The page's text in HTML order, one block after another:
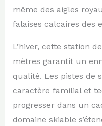
même des aigles
falaises calcaires des
L’hiver, cette station
mètres garantit un
qualité. Les pistes de
caractère familial et
progresser dans un
domaine skiable